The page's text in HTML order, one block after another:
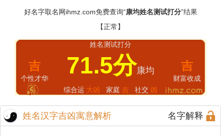
好名字取名网ihmz.com免费查询“康均姓名测试打分”结果
【正常】
吉
个性才华
姓名测试打分
71.5分康均
综合运 大凶 家庭 吉 社交 凶
吉
财富收成
姓名汉字吉凶寓意解析 名字解释